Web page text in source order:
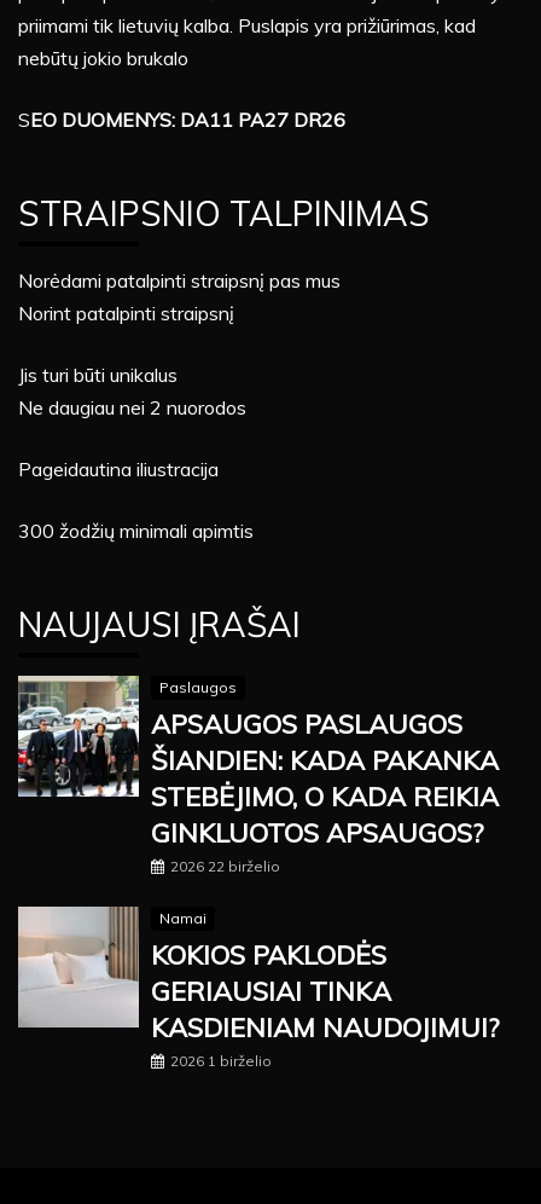
priimami tik lietuvių kalba. Puslapis yra prižiūrimas, kad
nebūtų jokio brukalo
SEO DUOMENYS: DA11 PA27 DR26
STRAIPSNIO TALPINIMAS
Norėdami patalpinti straipsnį pas mus
Norint patalpinti straipsnį
Jis turi būti unikalus
Ne daugiau nei 2 nuorodos
Pageidautina iliustracija
300 žodžių minimali apimtis
NAUJAUSI ĮRAŠAI
Paslaugos
APSAUGOS PASLAUGOS
ŠIANDIEN: KADA PAKANKA
STEBĖJIMO, O KADA REIKIA
GINKLUOTOS APSAUGOS?
2026 22 birželio
Namai
KOKIOS PAKLODĖS
GERIAUSIAI TINKA
KASDIENIAM NAUDOJIMUI?
2026 1 birželio